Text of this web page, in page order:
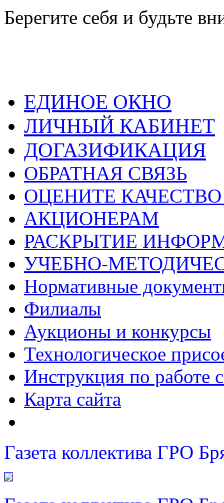
Берегите себя и будьте
ЕДИНОЕ ОКНО
ЛИЧНЫЙ КАБИНЕТ
ДОГАЗИФИКАЦИЯ
ОБРАТНАЯ СВЯЗЬ
ОЦЕНИТЕ
АКЦИОНЕРАМ
РАСКРЫТИЕ
УЧЕБНО-
Нормативные
Филиалы
Аукционы и конкурсы
Технологическое
Инструкция по работе
Карта сайта
Газета коллектива ГРО